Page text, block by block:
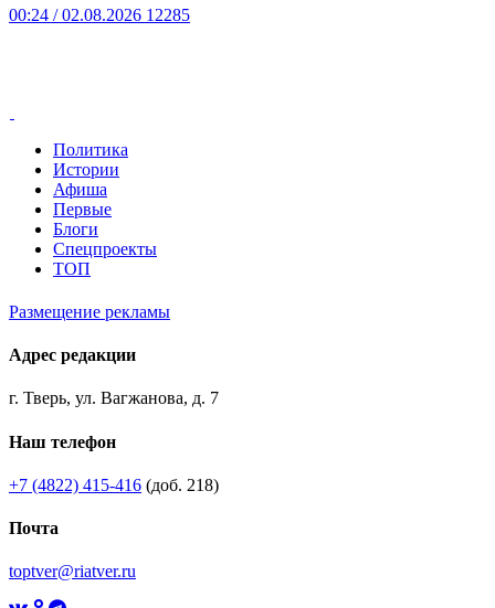
00:24 / 02.08.2026 12285
Политика
Истории
Афиша
Первые
Блоги
Спецпроекты
ТОП
Размещение рекламы
Адрес редакции
г. Тверь, ул. Вагжанова, д. 7
Наш телефон
+7 (4822) 415-416 (доб. 218)
Почта
toptver@riatver.ru